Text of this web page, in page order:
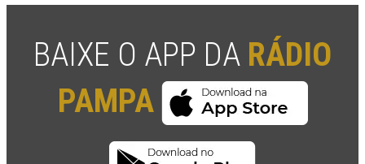
BAIXE O APP DA RÁDIO
PAMPA